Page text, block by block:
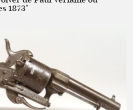
1873"